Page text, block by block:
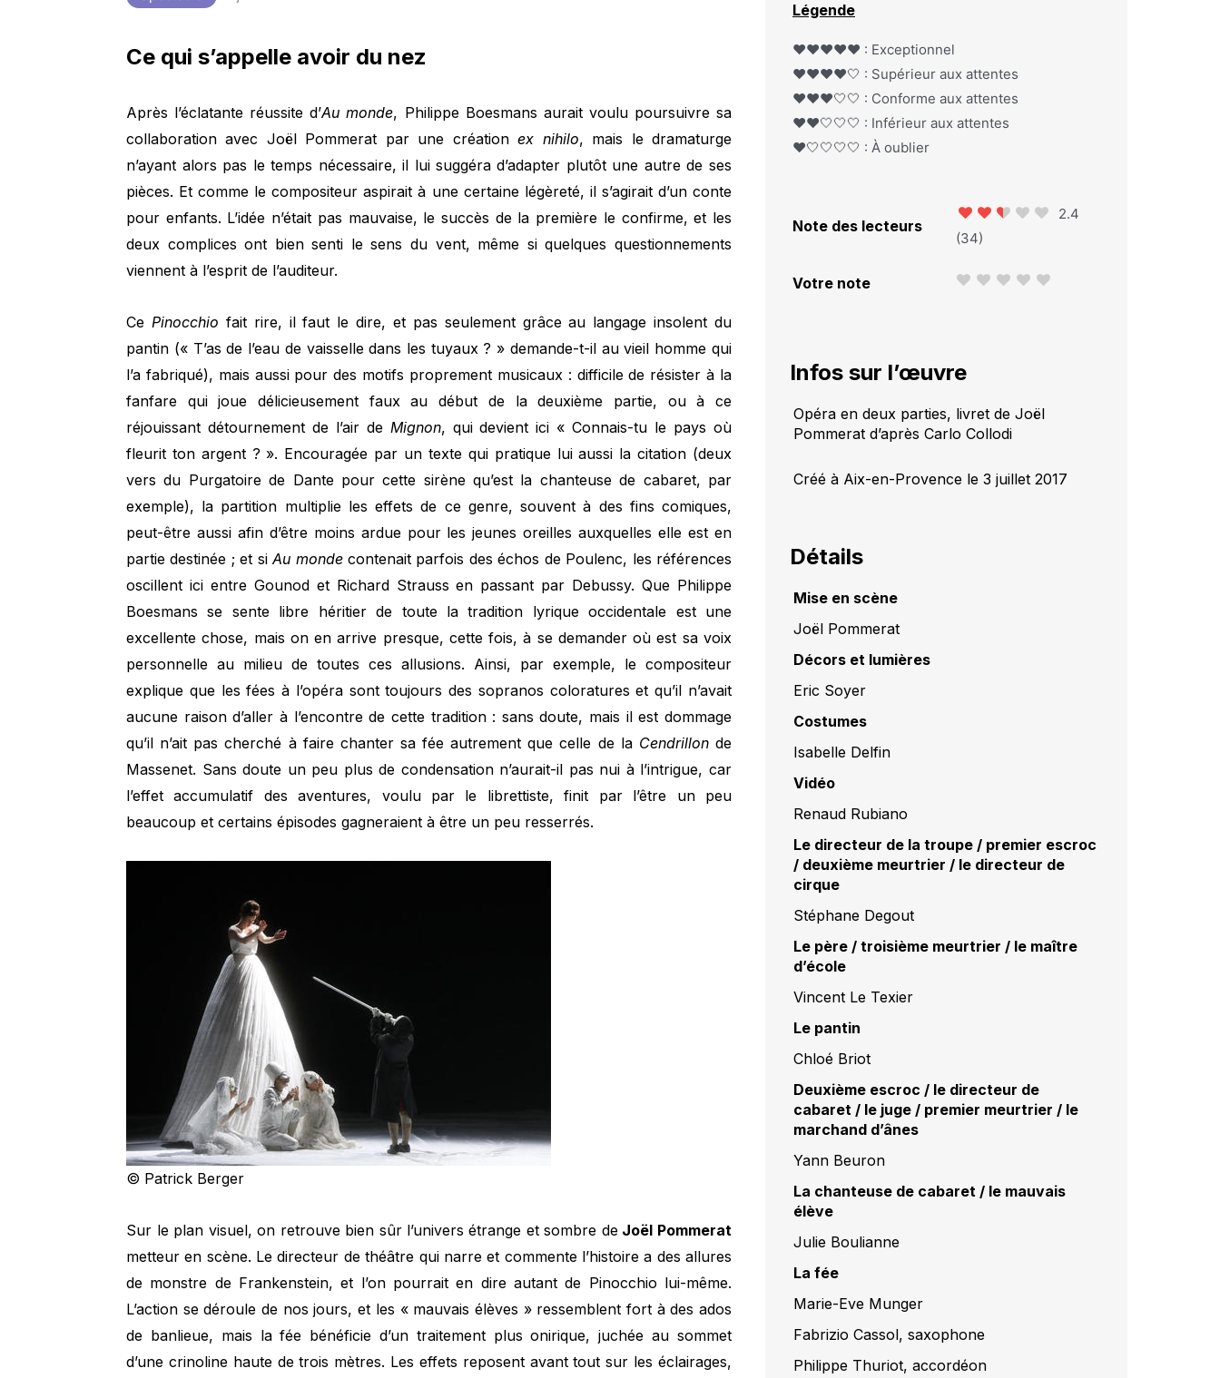
Ce qui s’appelle avoir du nez
Après l’éclatante réussite d’Au monde, Philippe Boesmans aurait voulu poursuivre sa
collaboration avec Joël Pommerat par une créationex nihilo, mais le dramaturge
n’ayant alors pas le temps nécessaire, il lui suggéra d’adapter plutôt une autre de ses
pièces. Et comme le compositeur aspirait à une certaine légèreté, il s’agirait d’un conte
pour enfants. L’idée n’était pas mauvaise, le succès de la première le confirme, et les
deux complices ont bien senti le sens du vent, même si quelques questionnements
viennent à l’esprit de l’auditeur.
Ce Pinocchio fait rire, il faut le dire, et pas seulement grâce au langage insolent du
pantin (« T’as de l’eau de vaisselle dans les tuyaux ? » demande-t-il au vieil homme qui
l’a fabriqué), mais aussi pour des motifs proprement musicaux : difficile de résister à la
fanfare qui joue délicieusement faux au début de la deuxième partie, ou à ce
réjouissant détournement de l’air de Mignon, qui devient ici « Connais-tu le pays où
fleurit ton argent ? ». Encouragée par un texte qui pratique lui aussi la citation (deux
vers du Purgatoire de Dante pour cette sirène qu’est la chanteuse de cabaret, par
exemple), la partition multiplie les effets de ce genre, souvent à des fins comiques,
peut-être aussi afin d’être moins ardue pour les jeunes oreilles auxquelles elle est en
partie destinée ; et siAu mondecontenait parfois des échos de Poulenc, les références
oscillent ici entre Gounod et Richard Strauss en passant par Debussy. Que Philippe
Boesmans se sente libre héritier de toute la tradition lyrique occidentale est une
excellente chose, mais on en arrive presque, cette fois, à se demander où est sa voix
personnelle au milieu de toutes ces allusions. Ainsi, par exemple, le compositeur
explique que les fées à l’opéra sont toujours des sopranos coloratures et qu’il n’avait
aucune raison d’aller à l’encontre de cette tradition : sans doute, mais il est dommage
qu’il n’ait pas cherché à faire chanter sa fée autrement que celle de la Cendrillon de
Massenet. Sans doute un peu plus de condensation n’aurait-il pas nui à l’intrigue, car
l’effet accumulatif des aventures, voulu par le librettiste, finit par l’être un peu
beaucoup et certains épisodes gagneraient à être un peu resserrés.
© Patrick Berger
Sur le plan visuel, on retrouve bien sûr l’univers étrange et sombre deJoël Pommerat
metteur en scène. Le directeur de théâtre qui narre et commente l’histoire a des allures
de monstre de Frankenstein, et l’on pourrait en dire autant de Pinocchio lui-même.
L’action se déroule de nos jours, et les « mauvais élèves » ressemblent fort à des ados
de banlieue, mais la fée bénéficie d’un traitement plus onirique, juchée au sommet
d’une crinoline haute de trois mètres. Les effets reposent avant tout sur les éclairages,
Légende
❤️❤️❤️❤️❤️ : Exceptionnel
❤️❤️❤️❤️🤍 : Supérieur aux attentes
❤️❤️❤️🤍🤍 : Conforme aux attentes
❤️❤️🤍🤍🤍 : Inférieur aux attentes
❤️🤍🤍🤍🤍 : À oublier
Note des lecteurs
2.4
(34)
Votre note
Infos sur l’œuvre
Opéra en deux parties, livret de Joël
Pommerat d’après Carlo Collodi
Créé à Aix-en-Provence le 3 juillet 2017
Détails
Mise en scène
Joël Pommerat
Décors et lumières
Eric Soyer
Costumes
Isabelle Delfin
Vidéo
Renaud Rubiano
Le directeur de la troupe / premier escroc
/ deuxième meurtrier / le directeur de
cirque
Stéphane Degout
Le père / troisième meurtrier / le maître
d’école
Vincent Le Texier
Le pantin
Chloé Briot
Deuxième escroc / le directeur de
cabaret / le juge / premier meurtrier / le
marchand d’ânes
Yann Beuron
La chanteuse de cabaret / le mauvais
élève
Julie Boulianne
La fée
Marie-Eve Munger
Fabrizio Cassol, saxophone
Philippe Thuriot, accordéon